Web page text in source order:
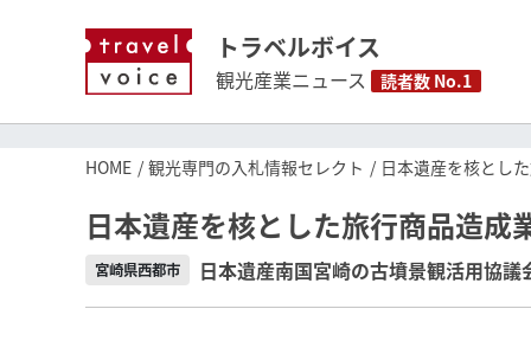
トラベルボイス
観光産業ニュース 読者数 No.1
HOME 観光専門の入札情報セレクト 日本遺産を核とし
日本遺産を核とした旅行商品造
宮崎県西都市 日本遺産南国宮崎の古墳景観活用協議